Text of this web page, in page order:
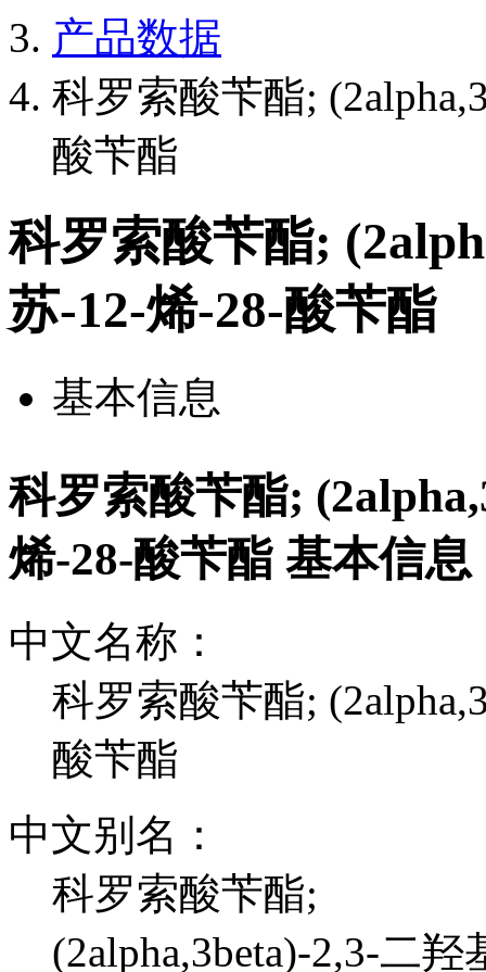
产品数据
科罗索酸苄酯;
酸苄酯
科罗索酸苄酯;
苏-12-烯-28-酸苄酯
基本信息
科罗索酸苄酯;
烯-28-酸苄酯 基本信息
中文名称：
科罗索酸苄酯;
酸苄酯
中文别名：
科罗索酸苄酯;
(2alpha,3beta)-2,3-二